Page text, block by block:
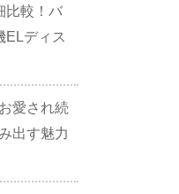
比較！バ
ELディス
愛され続
出す魅力